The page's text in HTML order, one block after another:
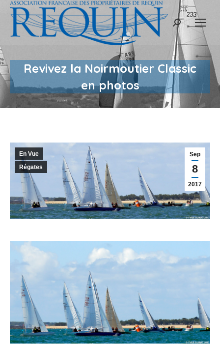
Recherche
Revivez la Noirmoutier Classic
en photos
Sep
8
2017
En Vue
Régates